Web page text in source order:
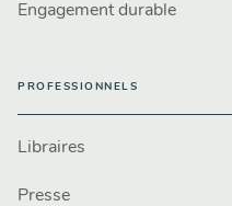
Engagement durable
PROFESSIONNELS
Libraires
Presse